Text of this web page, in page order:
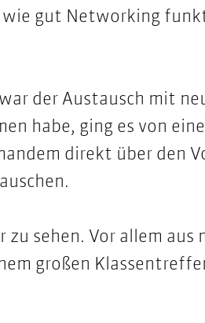
gut Networking
der Austausch mit
habe, ging es von
direkt über den
sehen. Vor allem aus
großen